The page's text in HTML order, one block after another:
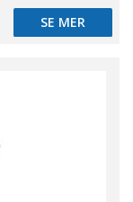
SE MER
SE MER